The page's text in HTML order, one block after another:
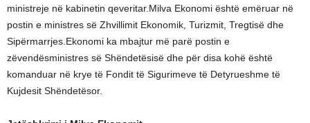
ministreje në kabinetin qeveritar.Milva Ekonomi është emëruar në
postin e ministres së Zhvillimit Ekonomik, Turizmit, Tregtisë dhe
Sipërmarrjes.Ekonomi ka mbajtur më parë postin e
zëvendësministres së Shëndetësisë dhe për disa kohë është
komanduar në krye të Fondit të Sigurimeve të Detyrueshme të
Kujdesit Shëndetësor.